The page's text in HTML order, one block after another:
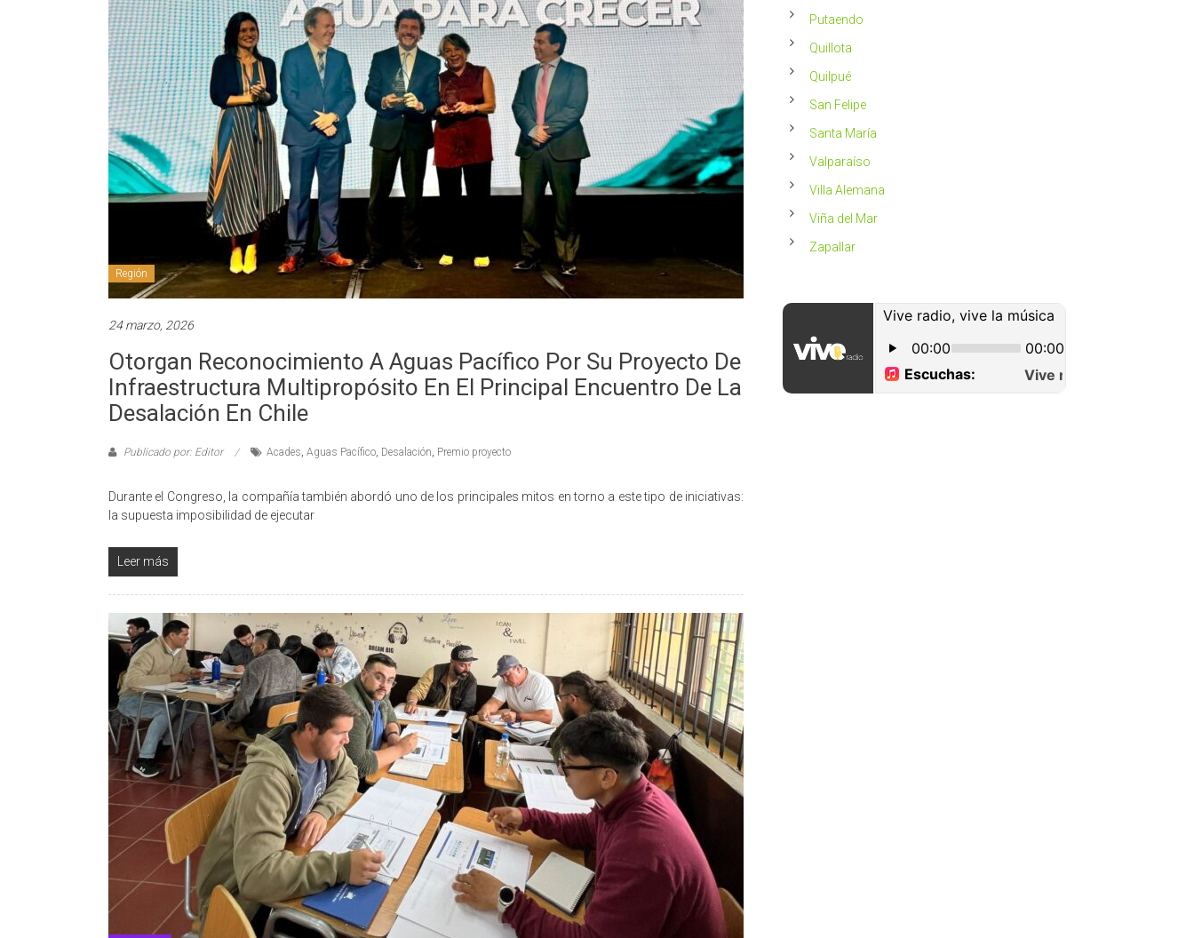
Región
24 marzo, 2026
Otorgan Reconocimiento A Aguas Pacífico Por Su Proyecto De
Infraestructura Multipropósito En El Principal Encuentro De La
Desalación En Chile
Publicado por: Editor Acades, Aguas Pacífico, Desalación, Premio proyecto
Durante el Congreso, la compañía también abordó uno de los principales mitos en torno a este tipo de iniciativas:
la supuesta imposibilidad de ejecutar
Leer más
Putaendo
Quillota
Quilpué
San Felipe
Santa María
Valparaíso
Villa Alemana
Viña del Mar
Zapallar